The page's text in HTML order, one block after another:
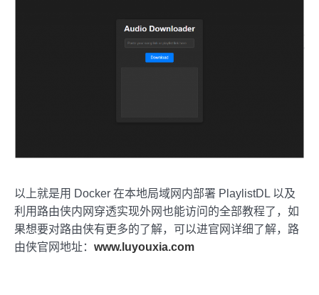
以上就是用 Docker 在本地局域网内部署 PlaylistDL 以及
利用路由侠内网穿透实现外网也能访问的全部教程了，如
果想要对路由侠有更多的了解，可以进官网详细了解，路
由侠官网地址： www.luyouxia.com